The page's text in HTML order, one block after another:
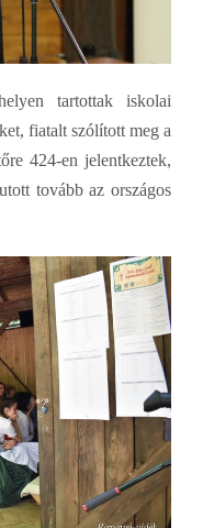
tartottak iskolai
fiatalt szólított meg a
424-en jelentkeztek,
tovább az országos